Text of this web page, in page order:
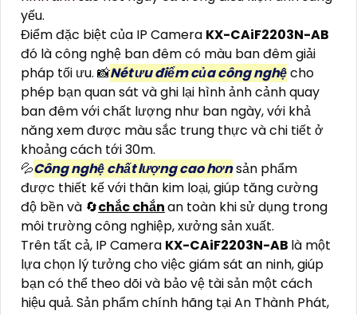
yếu.
Điểm đặc biệt của IP Camera KX-CAiF2203N-AB
đó là công nghệ ban đêm có màu ban đêm giải
pháp tối ưu. 📸Nét ưu điểm của công nghệcho
phép bạn quan sát và ghi lại hình ảnh cảnh quay
ban đêm với chất lượng như ban ngày, với khả
năng xem được màu sắc trung thực và chi tiết ở
khoảng cách tới 30m.
💦Công nghệ chất lượng cao hơnsản phẩm
được thiết kế với thân kim loại, giúp tăng cường
độ bền và 🔄chắc chắnan toàn khi sử dụng trong
môi trường công nghiệp, xưởng sản xuất.
Trên tất cả, IP Camera KX-CAiF2203N-AB là một
lựa chọn lý tưởng cho việc giám sát an ninh, giúp
bạn có thể theo dõi và bảo vệ tài sản một cách
hiệu quả. Sản phẩm chính hãng tại An Thành Phát,